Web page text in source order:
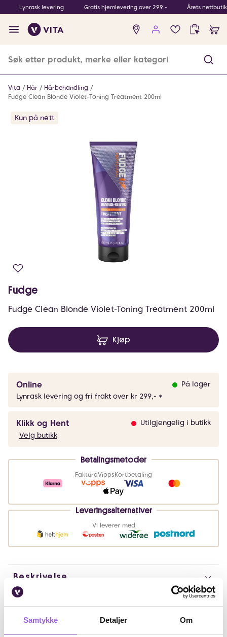
Samtykke Detaljer Om
Lynrask levering Gratis hjemlevering over 299,- Årets
Ingen
produkter
Vita Hår
Hårbehandling
Fudge Clean Blonde Violet-Toning Treatment 200ml
Kun på nett
Fudge
Fudge Clean Blonde Violet-Toning Treatment 200ml
Kjøp
Online
På lager
Lynrask levering og fri frakt over kr 299,- *
Klikk og Hent
Utilgjengelig i butikk
Velg butikk
Betalingsmetoder
FakturaVippsKortbetaling
Leveringsalternativer
Vi leverer med
Beskrivelse
Ingredienser